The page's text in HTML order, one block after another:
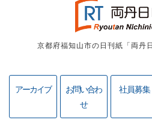
京都府福知山市の日刊紙「両丹
アーカイブ
お問い合わ
せ
社員募集